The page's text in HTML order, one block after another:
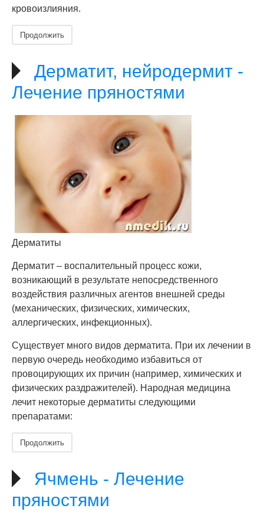
кровоизлияния.
Продолжить
Дерматит, нейродермит -
Лечение пряностями
Дерматиты
Дерматит – воспалительный процесс кожи,
возникающий в результате непосредственного
воздействия различных агентов внешней среды
(механических, физических, химических,
аллергических, инфекционных).
Существует много видов дерматита. При их лечении в
первую очередь необходимо избавиться от
провоцирующих их причин (например, химических и
физических раздражителей). Народная медицина
лечит некоторые дерматиты следующими
препаратами:
Продолжить
Ячмень - Лечение
пряностями